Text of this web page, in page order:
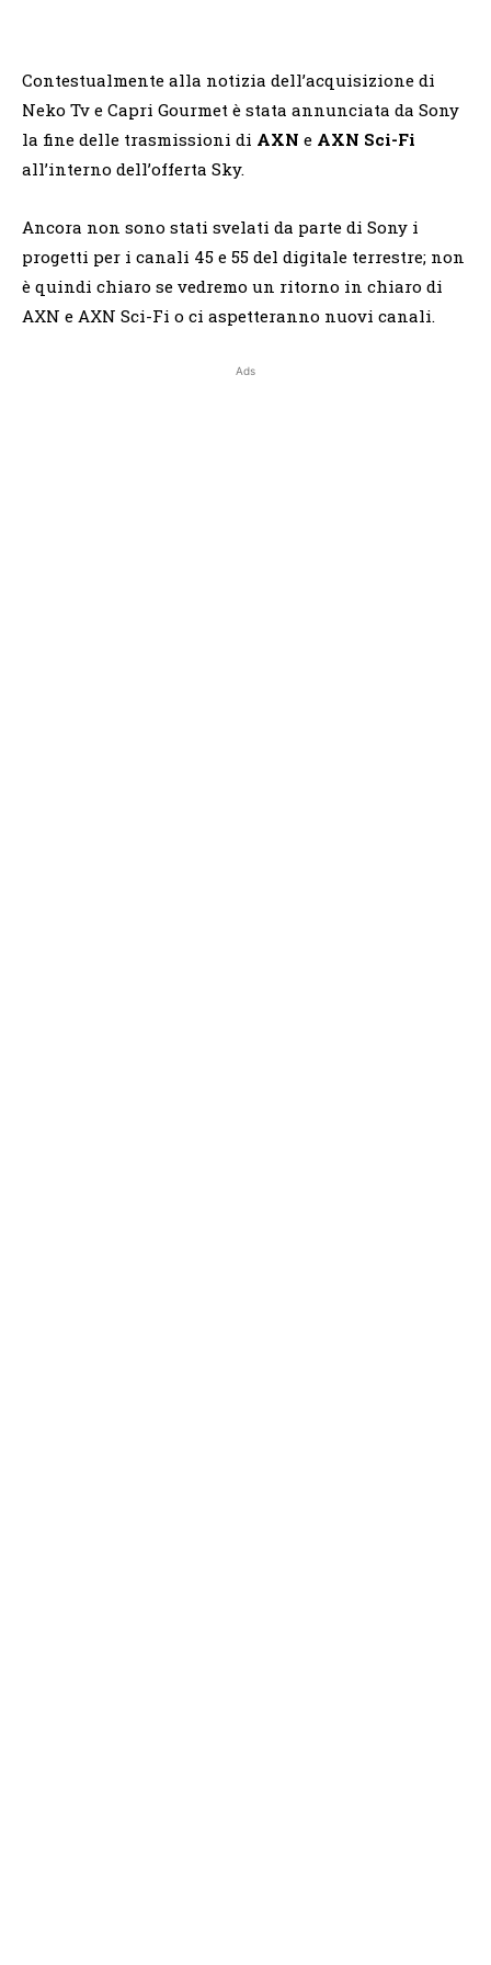
Contestualmente alla notizia dell’acquisizione di
Neko Tv e Capri Gourmet è stata annunciata da Sony
la fine delle trasmissioni di AXN e AXN Sci-Fi
all’interno dell’offerta Sky.
Ancora non sono stati svelati da parte di Sony i
progetti per i canali 45 e 55 del digitale terrestre; non
è quindi chiaro se vedremo un ritorno in chiaro di
AXN e AXN Sci-Fi o ci aspetteranno nuovi canali.
Ads